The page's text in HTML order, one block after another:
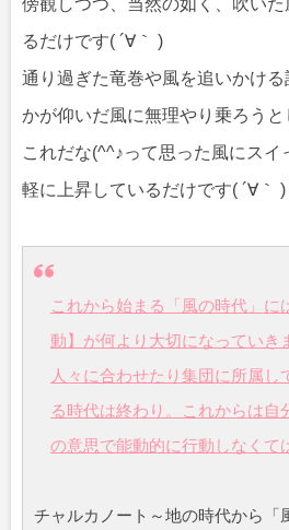
傍観しつつ、当然の如く、吹い
るだけです( ´∀｀ )
通り過ぎた竜巻や風を追いかけ
かが仰いだ風に無理やり乗ろうと
これだな(^^♪って思った風にス
軽に上昇しているだけです( ´∀｀ )
これから始まる「風の時代」に
動】が何より大切になっていき
人々に合わせたり集団に所属し
る時代は終わり。これからは自
の意思で能動的に行動しなくて
チャルカノート～地の時代から「